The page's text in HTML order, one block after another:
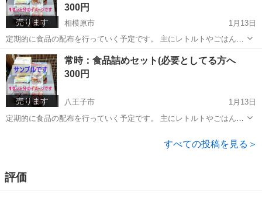
売ります
300円
相模原市
1月13日
定期的に食品の配布を行っていく予定です。 主にレトルトやごはんの
加工品や缶詰、災害食、保存水、クッキー類になります。 細かい内容
や日時・場所・配布内容は以下ＨＰを参照お願いします。 原則こちら
のＨＰで日時を更新...
神奈川 相模原市 食品 フードバンク
売ります
常時：食品詰めセット(必要としてる方へ
300円
八王子市
1月13日
定期的に食品の配布を行っていく予定です。 主にレトルトやごはんの
神奈川県相模原市緑区西橋本倉庫 ・東京都町田市山崎団地本部 運営費
すべての投稿を見る＞
評価